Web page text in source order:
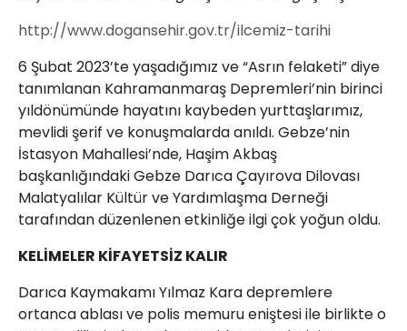
http://www.dogansehir.gov.tr/ilcemiz-tarihi
6 Şubat 2023’te yaşadığımız ve “Asrın felaketi” diye
tanımlanan Kahramanmaraş Depremleri’nin birinci
yıldönümünde hayatını kaybeden yurttaşlarımız,
mevlidi şerif ve konuşmalarda anıldı. Gebze’nin
İstasyon Mahallesi’nde, Haşim Akbaş
başkanlığındaki Gebze Darıca Çayırova Dilovası
Malatyalılar Kültür ve Yardımlaşma Derneği
tarafından düzenlenen etkinliğe ilgi çok yoğun oldu.
KELİMELER KİFAYETSİZ KALIR
Darıca Kaymakamı Yılmaz Kara depremlere
ortanca ablası ve polis memuru eniştesi ile birlikte o